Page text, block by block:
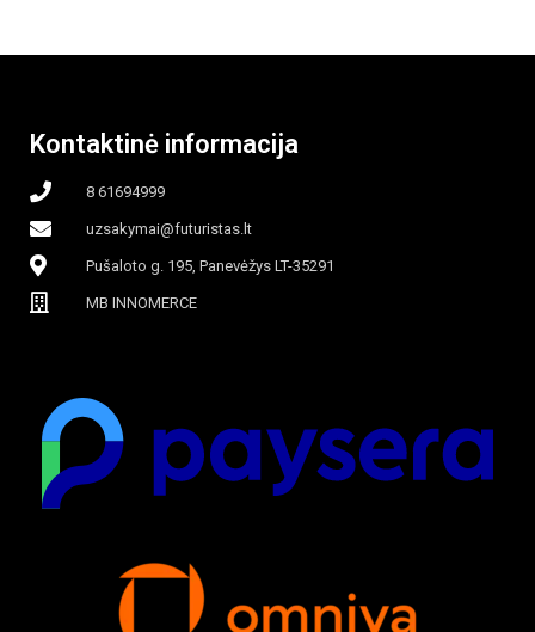
Kontaktinė informacija
8 61694999
uzsakymai@futuristas.lt
Pušaloto g. 195, Panevėžys LT-35291
MB INNOMERCE